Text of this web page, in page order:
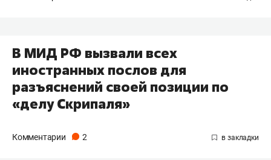
В МИД РФ вызвали всех
иностранных послов для
разъяснений своей позиции по
«делу Скрипаля»
Комментарии 2